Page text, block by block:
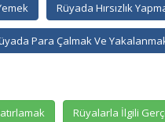
Rüyada Hırsızlık
Para Çalmak Ve
Rüyalarla İlgili